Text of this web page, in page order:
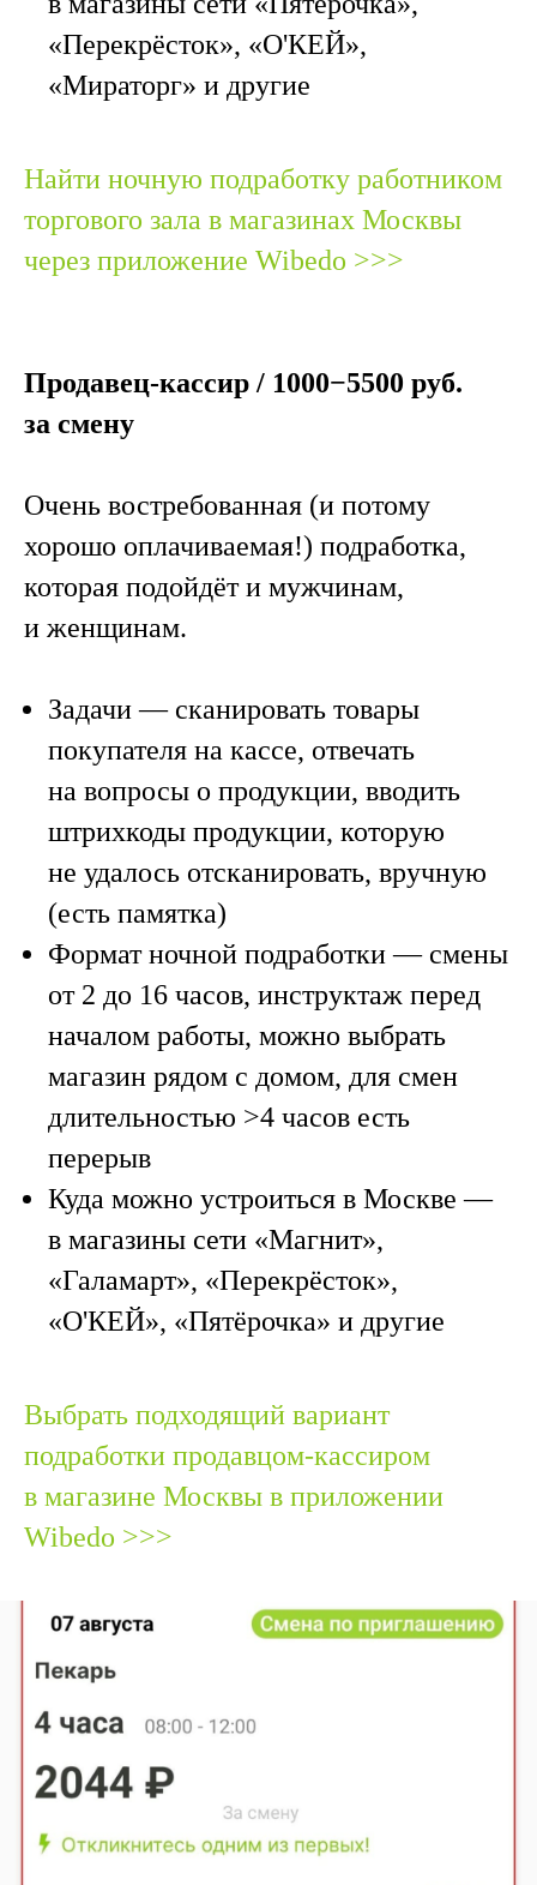
«Перекрёсток», «О'КЕЙ»,
«Мираторг» и другие
Найти ночную подработку работником
торгового зала в магазинах Москвы
через приложение Wibedo >>>
Продавец-кассир / 1000−5500 руб.
за смену
Очень востребованная (и потому
хорошо оплачиваемая!) подработка,
которая подойдёт и мужчинам,
и женщинам.
Задачи— сканировать товары
покупателя на кассе, отвечать
на вопросы о продукции, вводить
штрихкоды продукции, которую
не удалось отсканировать, вручную
(есть памятка)
Формат ночной подработки— смены
от 2 до 16 часов, инструктаж перед
началом работы, можно выбрать
магазин рядом с домом, для смен
длительностью >4 часов есть
перерыв
Куда можно устроиться в Москве —
в магазины сети «Магнит»,
«Галамарт», «Перекрёсток»,
«О'КЕЙ», «Пятёрочка» и другие
Выбрать подходящий вариант
подработки продавцом-кассиром
в магазине Москвы в приложении
Wibedo >>>